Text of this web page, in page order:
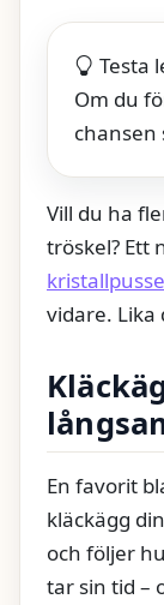
Testa
Om du
chansen
Vill du ha
tröskel? Ett
vidare. Lika
En favorit
kläckägg
och följer
tar sin tid –